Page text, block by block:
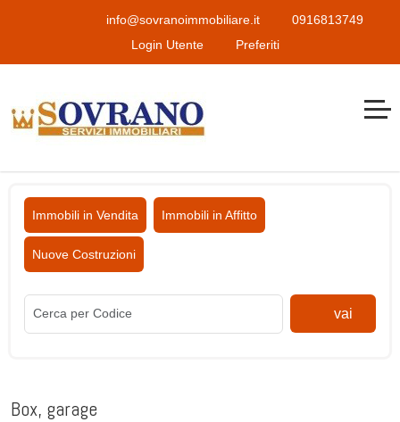
info@sovranoimmobiliare.it
0916813749
Login Utente
Preferiti
Immobili in Vendita Immobili in Affitto
Nuove Costruzioni
vai
Box, garage